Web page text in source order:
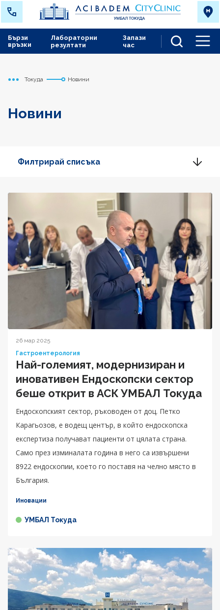
Лабораторни
резултати
Запази
час
Бързи
връзки
Начало
Токуда Новини
Новини
Филтрирай списъка
26 мар 2025
Гастроентерология
Най-големият, модернизиран и
иновативен Ендоскопски сектор
беше открит в АСК УМБАЛ Токуда
Ендоскопският сектор, ръководен от доц. Петко
Карагьозов, е водещ център, в който ендоскопска
експертиза получават пациенти от цялата страна.
Само през изминалата година в него са извършени
8922 ендоскопии, което го поставя на челно място в
България.
Иновации
УМБАЛ Токуда